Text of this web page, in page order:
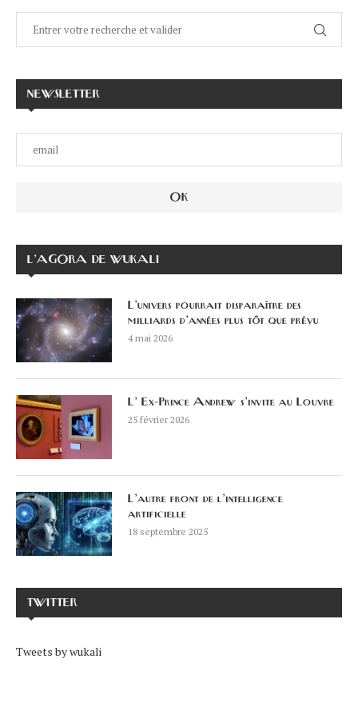
NEWSLETTER
L’AGORA DE WUKALI
L’univers pourrait disparaître des
milliards d’années plus tôt que prévu
4 mai 2026
L’ Ex-Prince Andrew s’invite au Louvre
25 février 2026
L’autre front de l’intelligence
artificielle
18 septembre 2025
TWITTER
Tweets by wukali